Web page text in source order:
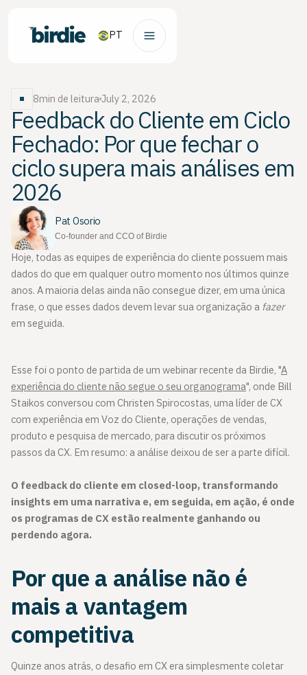
PT
8min de leituraJuly 2, 2026
Feedback do Cliente em Ciclo
Fechado: Por que fechar o
ciclo supera mais análises em
2026
Pat Osorio
Co-founder and CCO of Birdie
Hoje, todas as equipes de experiência do cliente possuem mais
dados do que em qualquer outro momento nos últimos quinze
anos. A maioria delas ainda não consegue dizer, em uma única
frase, o que esses dados devem levar sua organização afazer
em seguida.
Esse foi o ponto de partida de um webinar recente da Birdie, "A
experiência do cliente não segue o seu organograma", onde Bill
Staikos conversou com Christen Spirocostas, uma líder de CX
com experiência em Voz do Cliente, operações de vendas,
produto e pesquisa de mercado, para discutir os próximos
passos da CX. Em resumo: a análise deixou de ser a parte difícil.
O feedback do cliente em closed-loop, transformando
insights em uma narrativa e, em seguida, em ação, é onde
os programas de CX estão realmente ganhando ou
perdendo agora.
Por que a análise não é
mais a vantagem
competitiva
Quinze anos atrás, o desafio em CX era simplesmente coletar